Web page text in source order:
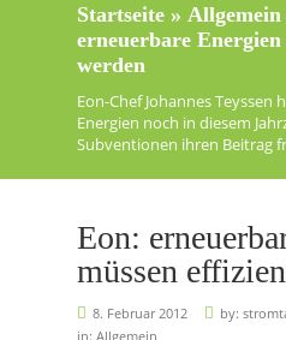
Startseite » Allgemein
erneuerbare
werden
Eon-Chef Johannes
Energien noch in diesem
Subventionen ihren Beitrag
Eon:
müssen
8. Februar 2012 by:
in: Allgemein